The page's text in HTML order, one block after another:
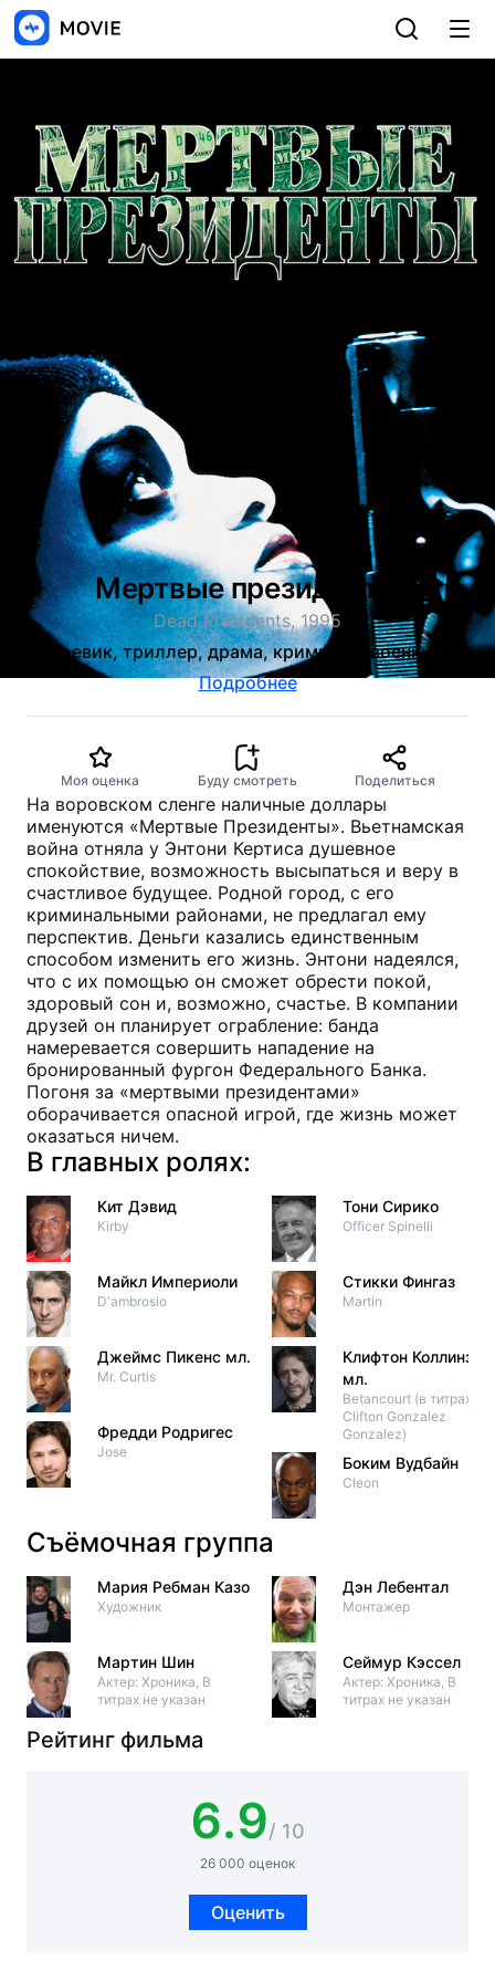
Мертвые президенты
Dead Presidents, 1995
боевик, триллер, драма, криминал, военный
Подробнее
Моя оценка Буду смотреть Поделиться
На воровском сленге наличные доллары
именуются «Мертвые Президенты». Вьетнамская
война отняла у Энтони Кертиса душевное
спокойствие, возможность высыпаться и веру в
счастливое будущее. Родной город, с его
криминальными районами, не предлагал ему
перспектив. Деньги казались единственным
способом изменить его жизнь. Энтони надеялся,
что с их помощью он сможет обрести покой,
здоровый сон и, возможно, счастье. В компании
друзей он планирует ограбление: банда
намеревается совершить нападение на
бронированный фургон Федерального Банка.
Погоня за «мертвыми президентами»
оборачивается опасной игрой, где жизнь может
оказаться ничем.
В главных ролях:
Кит Дэвид
Kirby
Майкл Империоли
D'ambrosio
Джеймс Пикенс мл.
Mr. Curtis
Фредди Родригес
Jose
Тони Сирико
Officer Spinelli
Стикки Фингаз
Martin
Клифтон Коллинз
мл.
Betancourt (в титрах:
Clifton Gonzalez
Gonzalez)
Боким Вудбайн
Cleon
Съёмочная группа
Мария Ребман Казо
Художник
Мартин Шин
Актер: Хроника, В
титрах не указан
Дэн Лебентал
Монтажер
Сеймур Кэссел
Актер: Хроника, В
титрах не указан
Рейтинг фильма
6.9/ 10
26 000 оценок
Оценить